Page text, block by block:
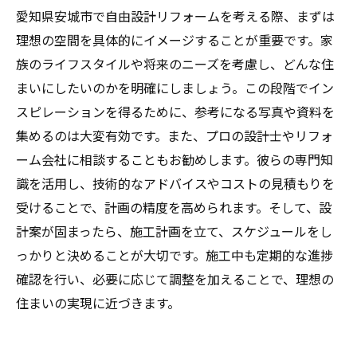
愛知県安城市で自由設計リフォームを考える際、まずは
理想の空間を具体的にイメージすることが重要です。家
族のライフスタイルや将来のニーズを考慮し、どんな住
まいにしたいのかを明確にしましょう。この段階でイン
スピレーションを得るために、参考になる写真や資料を
集めるのは大変有効です。また、プロの設計士やリフォ
ーム会社に相談することもお勧めします。彼らの専門知
識を活用し、技術的なアドバイスやコストの見積もりを
受けることで、計画の精度を高められます。そして、設
計案が固まったら、施工計画を立て、スケジュールをし
っかりと決めることが大切です。施工中も定期的な進捗
確認を行い、必要に応じて調整を加えることで、理想の
住まいの実現に近づきます。